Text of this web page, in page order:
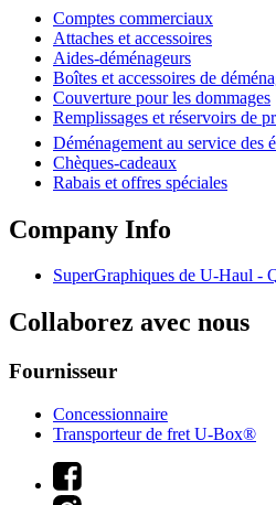
Comptes commerciaux
Attaches et accessoires
Aides-déménageurs
Boîtes et accessoires de
Couverture pour les dommages
Remplissages et réservoirs de
Déménagement au service des
Chèques-cadeaux
Rabais et offres spéciales
Company Info
SuperGraphiques de U-Haul -
Collaborez avec nous
Fournisseur
Concessionnaire
Transporteur de fret U-Box®